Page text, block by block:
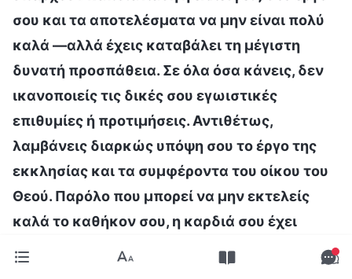
σου και τα αποτελέσματα να μην είναι πολύ
καλά —αλλά έχεις καταβάλει τη μέγιστη
δυνατή προσπάθεια. Σε όλα όσα κάνεις, δεν
ικανοποιείς τις δικές σου εγωιστικές
επιθυμίες ή προτιμήσεις. Αντιθέτως,
λαμβάνεις διαρκώς υπόψη σου το έργο της
εκκλησίας και τα συμφέροντα του οίκου του
Θεού. Παρόλο που μπορεί να μην εκτελείς
καλά το καθήκον σου, η καρδιά σου έχει